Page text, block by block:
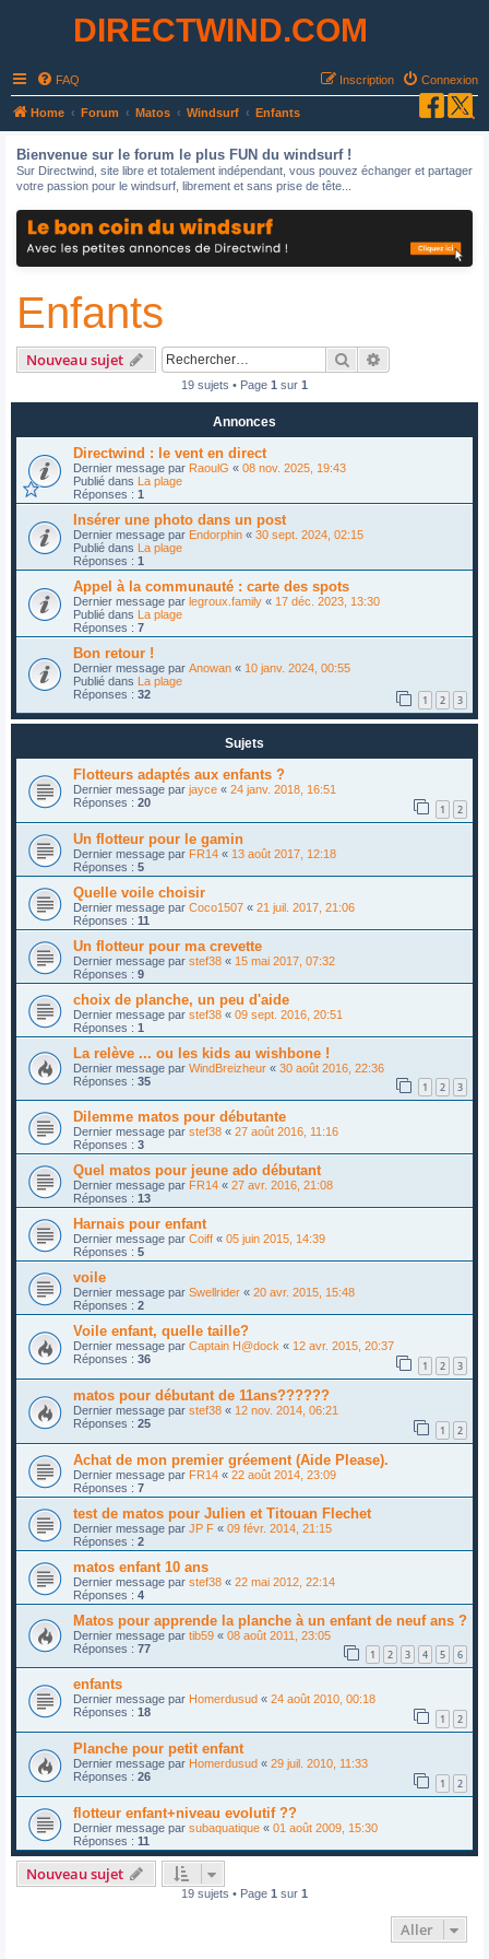
DIRECTWIND.COM
FAQ Connexion
Inscription
Home Forum Matos Windsurf Enfants
Bienvenue sur le forum le plus FUN du windsurf !
Sur Directwind, site libre et totalement indépendant, vous pouvez échanger et partager
votre passion pour le windsurf, librement et sans prise de tête...
Enfants
Nouveau sujet Rechercher
19 sujets • Page 1 sur 1
Annonces
Directwind : le vent en direct
Dernier message par RaoulG « 08 nov. 2025, 19:43
Publié dans La plage
Réponses : 1
Insérer une photo dans un post
Dernier message par Endorphin « 30 sept. 2024, 02:15
Publié dans La plage
Réponses : 1
Appel à la communauté : carte des spots
Dernier message par legroux.family « 17 déc. 2023, 13:30
Publié dans La plage
Réponses : 7
Bon retour !
Dernier message par Anowan « 10 janv. 2024, 00:55
Publié dans La plage
Réponses : 32 1 2 3
Sujets
Flotteurs adaptés aux enfants ?
Dernier message par jayce « 24 janv. 2018, 16:51
Réponses : 20 1 2
Un flotteur pour le gamin
Dernier message par FR14 « 13 août 2017, 12:18
Réponses : 5
Quelle voile choisir
Dernier message par Coco1507 « 21 juil. 2017, 21:06
Réponses : 11
Un flotteur pour ma crevette
Dernier message par stef38 « 15 mai 2017, 07:32
Réponses : 9
choix de planche, un peu d'aide
Dernier message par stef38 « 09 sept. 2016, 20:51
Réponses : 1
La relève ... ou les kids au wishbone !
Dernier message par WindBreizheur « 30 août 2016, 22:36
Réponses : 35 1 2 3
Dilemme matos pour débutante
Dernier message par stef38 « 27 août 2016, 11:16
Réponses : 3
Quel matos pour jeune ado débutant
Dernier message par FR14 « 27 avr. 2016, 21:08
Réponses : 13
Harnais pour enfant
Dernier message par Coiff « 05 juin 2015, 14:39
Réponses : 5
voile
Dernier message par Swellrider « 20 avr. 2015, 15:48
Réponses : 2
Voile enfant, quelle taille?
Dernier message par Captain H@dock « 12 avr. 2015, 20:37
Réponses : 36 1 2 3
matos pour débutant de 11ans??????
Dernier message par stef38 « 12 nov. 2014, 06:21
Réponses : 25 1 2
Achat de mon premier gréement (Aide Please).
Dernier message par FR14 « 22 août 2014, 23:09
Réponses : 7
test de matos pour Julien et Titouan Flechet
Dernier message par JP F « 09 févr. 2014, 21:15
Réponses : 2
matos enfant 10 ans
Dernier message par stef38 « 22 mai 2012, 22:14
Réponses : 4
Matos pour apprende la planche à un enfant de neuf ans ?
Dernier message par tib59 « 08 août 2011, 23:05
Réponses : 77 1 2 3 4 5 6
enfants
Dernier message par Homerdusud « 24 août 2010, 00:18
Réponses : 18 1 2
Planche pour petit enfant
Dernier message par Homerdusud « 29 juil. 2010, 11:33
Réponses : 26 1 2
flotteur enfant+niveau evolutif ??
Dernier message par subaquatique « 01 août 2009, 15:30
Réponses : 11
Nouveau sujet
19 sujets • Page 1 sur 1
Aller